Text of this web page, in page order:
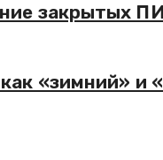
закрытых
«зимний»